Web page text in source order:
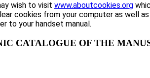
wish to visit www.aboutcookies.org
cookies from your computer as well
to your handset manual.
CATALOGUE OF THE